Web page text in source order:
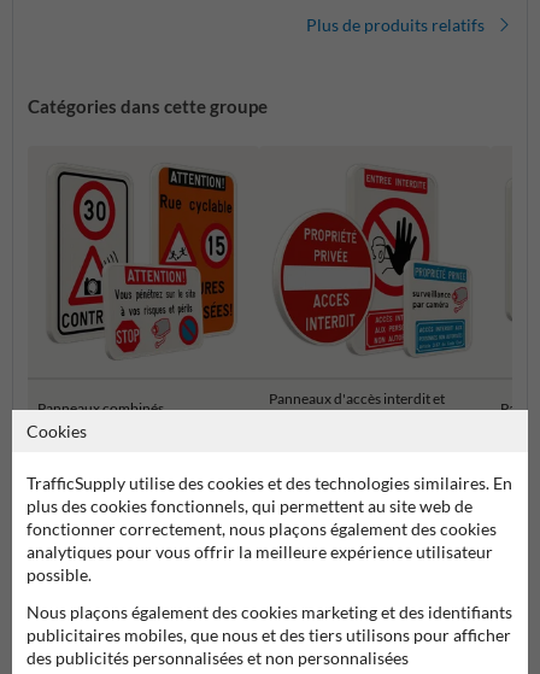
Plus de produits relatifs
Catégories dans cette groupe
Panneaux combinés
Panneaux d'accès interdit et
Panneaux d'information pour propriétés privées
Cookies
TrafficSupply utilise des cookies et des technologies similaires. En
plus des cookies fonctionnels, qui permettent au site web de
fonctionner correctement, nous plaçons également des cookies
analytiques pour vous offrir la meilleure expérience utilisateur
possible.
Nous plaçons également des cookies marketing et des identifiants
publicitaires mobiles, que nous et des tiers utilisons pour afficher
des publicités personnalisées et non personnalisées